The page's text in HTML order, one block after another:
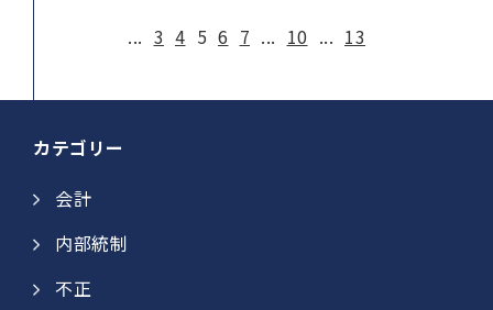
... 3 4 5 6 7 ... 10 ... 13
カテゴリー
会計
内部統制
不正